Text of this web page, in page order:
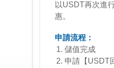
以USDT再次進
惠。
申請流程：
儲值完成
申請【USDT